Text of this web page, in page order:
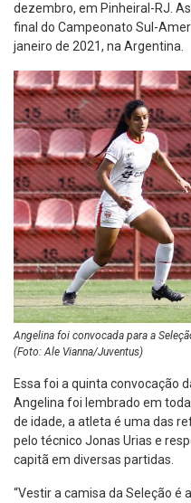
dezembro, em Pinheiral-RJ.
final do Campeonato Sul-
janeiro de 2021, na Argentina.
Angelina foi convocada para a
(Foto: Ale Vianna/Juventus)
Essa foi a quinta convocação
Angelina foi lembrado em
de idade, a atleta é uma das
pelo técnico Jonas Urias e
capitã em diversas partidas.
“Vestir a camisa da Seleção é